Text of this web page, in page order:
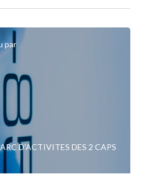
par
D'ACTIVITES DES 2 CAPS